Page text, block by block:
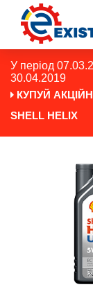
У період
30.04.2019
КУПУЙ
SHELL HELIX